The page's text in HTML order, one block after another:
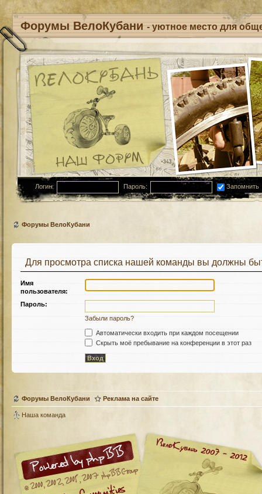
Форумы ВелоКубани - уютное место для
Логин: Пароль: Запомнить
Форумы ВелоКубани
Для просмотра списка нашей команды вы должны
Имя
пользователя:
Пароль:
Забыли пароль?
Автоматически входить при каждом посещении
Скрыть моё пребывание на конференции в этот раз
Форумы ВелоКубани Реклама на сайте
Наша команда